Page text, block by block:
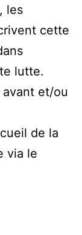
les
cette
lutte.
et/ou
de la
via le